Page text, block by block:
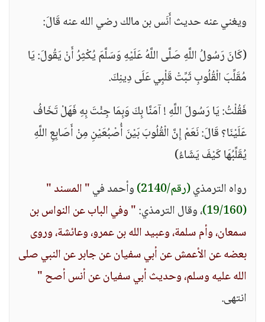
ويغني عنه حديث أَنَس بن مالك رضي الله عنه قَالَ:
(كَانَ رَسُولُ اللَّهِ صَلَّى اللَّهُ عَلَيْهِ وَسَلَّمَ يُكْثِرُ أَنْ يَقُولَ: يَا
مُقَلِّبَ الْقُلُوبِ ثَبِّتْ قَلْبِي عَلَى دِينِكَ.
فَقُلْتُ: يَا رَسُولَ اللَّهِ ! آمَنَّا بِكَ وَبِمَا جِئْتَ بِهِ فَهَلْ تَخَافُ
عَلَيْنَا؟ قَالَ: نَعَمْ إِنَّ الْقُلُوبَ بَيْنَ أُصْبُعَيْنِ مِنْ أَصَابِعِ اللَّهِ
يُقَلِّبُهَا كَيْفَ يَشَاءُ)
رواه الترمذي(رقم/2140) وأحمد في" المسند "
(19/160)
، وقال الترمذي:" وفي الباب عن النواس بن
سمعان، وأم سلمة، وعبيد الله بن عمرو، وعائشة، وروى
بعضه عن الأعمش عن أبي سفيان عن جابر عن النبي صلى
الله عليه وسلم، وحديث أبي سفيان عن أنس أصح "
انتهى.